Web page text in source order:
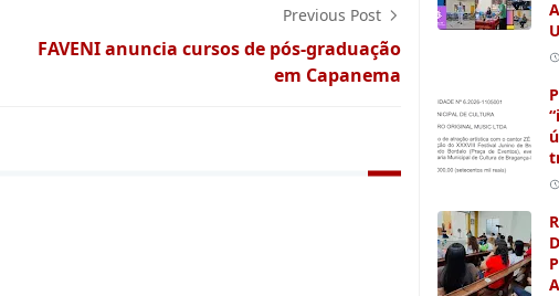
Previous Post
FAVENI anuncia cursos de pós-graduação
em Capanema